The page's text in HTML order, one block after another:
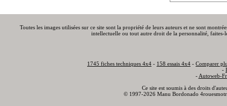
Toutes les images utilisées sur ce site sont la propriété de leurs auteurs et ne sont
intellectuelle ou tout autre droit de la personnalité,
1745 fiches techniques 4x4 - 158 essais 4x4 - Comparer
-
- Autoweb-
Ce site est soumis à des droits
© 1997-2026 Manu Bordonado